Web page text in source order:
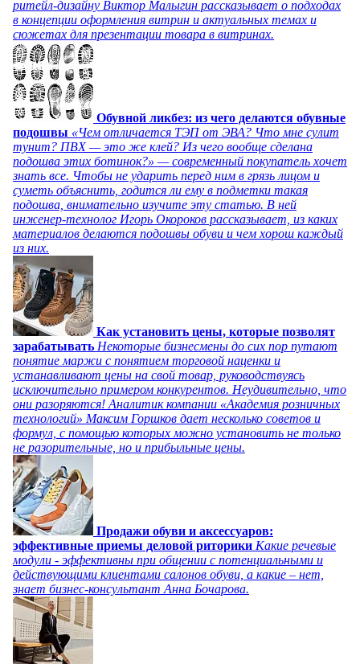
ритейл-дизайну Виктор Малыгин рассказывает о подходах
в концепции оформления витрин и актуальных темах и
сюжетах для презентации товара в витринах.
Обувной ликбез: из чего делаются обувные
подошвы «Чем отличается ТЭП от ЭВА? Что мне сулит
тунит? ПВХ — это же клей? Из чего вообще сделана
подошва этих ботинок?» — современный покупатель хочет
знать все. Чтобы не ударить перед ним в грязь лицом и
суметь объяснить, годится ли ему в подметки такая
подошва, внимательно изучите эту статью. В ней
инженер-технолог Игорь Окороков рассказывает, из каких
материалов делаются подошвы обуви и чем хорош каждый
из них.
Как установить цены, которые позволят
зарабатывать Некоторые бизнесмены до сих пор путают
понятие маржи с понятием торговой наценки и
устанавливают цены на свой товар, руководствуясь
исключительно примером конкурентов. Неудивительно, что
они разоряются! Аналитик компании «Академия розничных
технологий» Максим Горшков дает несколько советов и
формул, с помощью которых можно установить не только
не разорительные, но и прибыльные цены.
Продажи обуви и аксессуаров:
эффективные приемы деловой риторики Какие речевые
модули - эффективны при общении с потенциальными и
действующими клиентами салонов обуви, а какие – нет,
знает бизнес-консультант Анна Бочарова.